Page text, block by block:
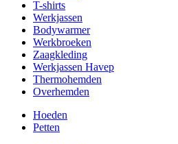
T-shirts
Werkjassen
Bodywarmer
Werkbroeken
Zaagkleding
Werkjassen Havep
Thermohemden
Overhemden
Hoeden
Petten